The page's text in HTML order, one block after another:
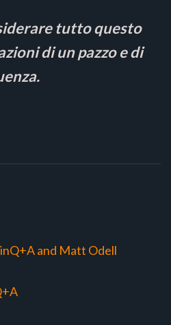
tutto questo
di un pazzo e di
and Matt Odell